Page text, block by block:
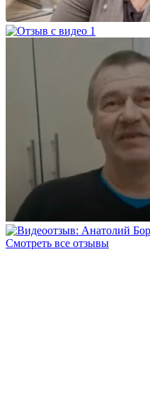
Смотреть все отзывы